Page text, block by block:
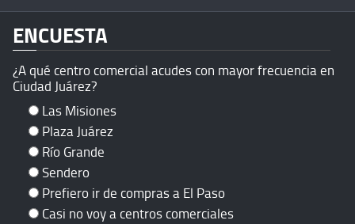
ENCUESTA
¿A qué centro comercial acudes con mayor frecuencia en
Ciudad Juárez?
Las Misiones
Plaza Juárez
Río Grande
Sendero
Prefiero ir de compras a El Paso
Casi no voy a centros comerciales